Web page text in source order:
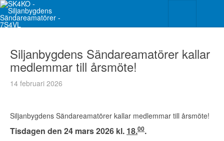
Siljanbygdens Sändareamatörer kallar
medlemmar till årsmöte!
14 februari 2026
Siljanbygdens Sändareamatörer kallar medlemmar till årsmöte!
Tisdagen den 24 mars 2026 kl. 18.00.